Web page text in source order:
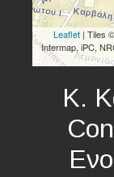
Leaflet | Tiles
Intermap, iPC,
Κ.